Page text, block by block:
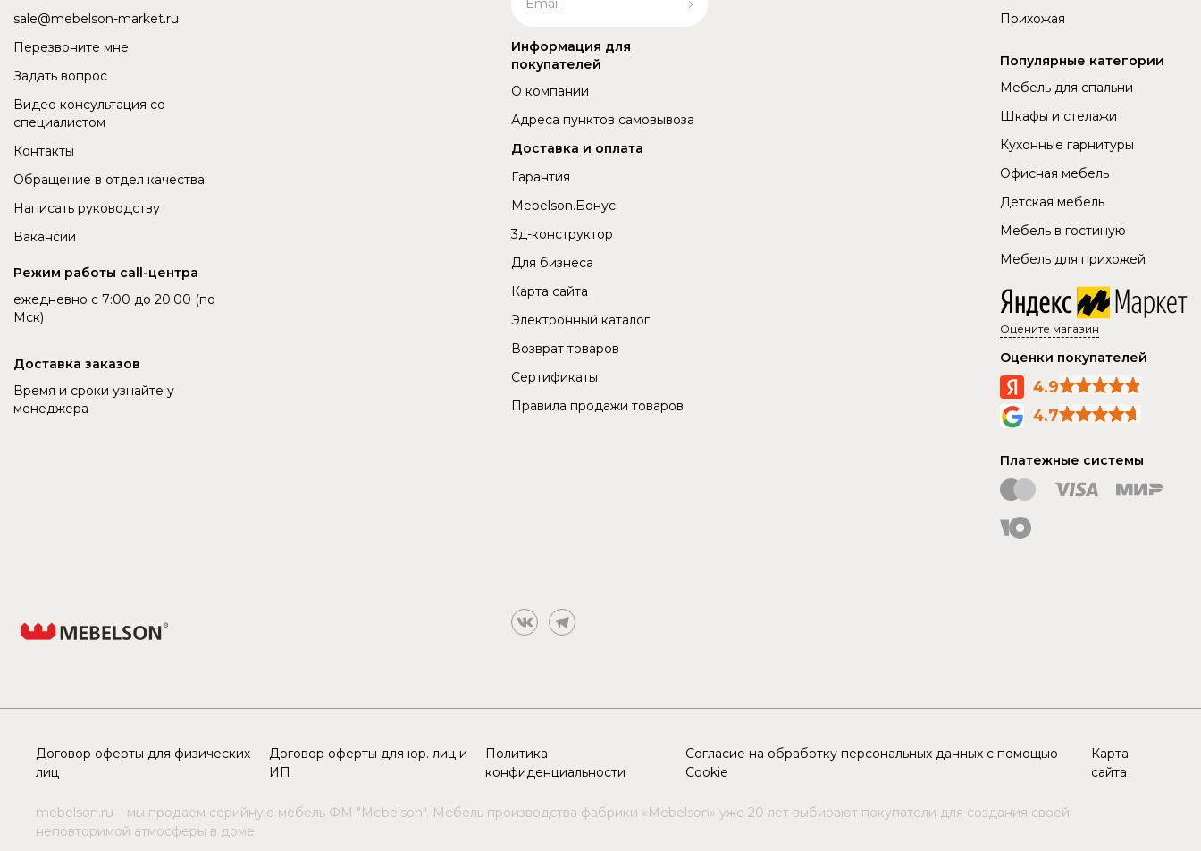
sale@mebelson-market.ru
Перезвоните мне
Задать вопрос
Видео консультация со
специалистом
Контакты
Обращение в отдел качества
Написать руководству
Вакансии
Режим работы call-центра
ежедневно с 7:00 до 20:00 (по
Мск)
Доставка заказов
Время и сроки узнайте у
менеджера
Информация для
покупателей
О компании
Адреса пунктов самовывоза
Доставка и оплата
Гарантия
Mebelson.Бонус
3д-конструктор
Для бизнеса
Карта сайта
Электронный каталог
Возврат товаров
Сертификаты
Правила продажи товаров
Прихожая
Популярные категории
Мебель для спальни
Шкафы и стелажи
Кухонные гарнитуры
Офисная мебель
Детская мебель
Мебель в гостиную
Мебель для прихожей
Оцените магазин
Оценки покупателей
4.9
4.7
Платежные системы
Договор оферты для физических
лиц
Договор оферты для юр. лиц и
ИП
Политика
конфиденциальности
Согласие на обработку персональных данных с помощью
Cookie
Карта
сайта
mebelson.ru – мы продаем серийную мебель ФМ "Mebelson". Мебель производства фабрики «Mebelson» уже 20 лет выбирают покупатели для создания своей
неповторимой атмосферы в доме.